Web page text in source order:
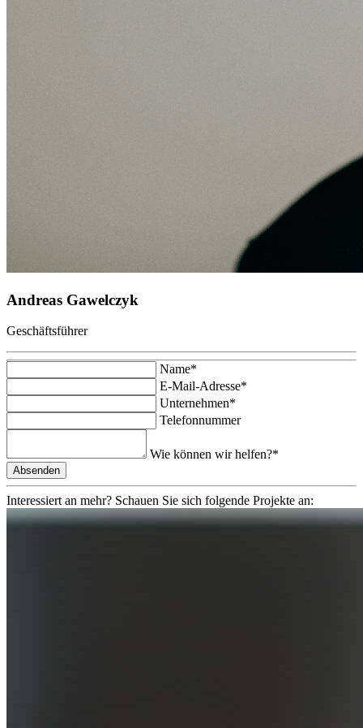
Andreas Gawelczyk
Geschäftsführer
Name*
E-Mail-Adresse*
Unternehmen*
Telefonnummer
Wie können wir helfen?*
Interessiert an mehr? Schauen Sie sich folgende Projekte an: